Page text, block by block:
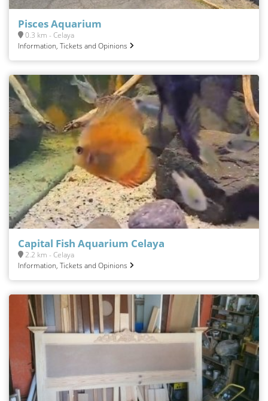
Pisces Aquarium
0.3 km - Celaya
Information, Tickets and Opinions
Capital Fish Aquarium Celaya
2.2 km - Celaya
Information, Tickets and Opinions